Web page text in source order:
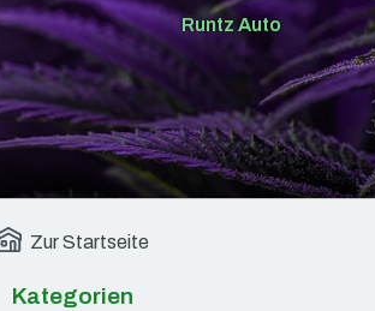
Runtz Auto
Zur Startseite
Kategorien